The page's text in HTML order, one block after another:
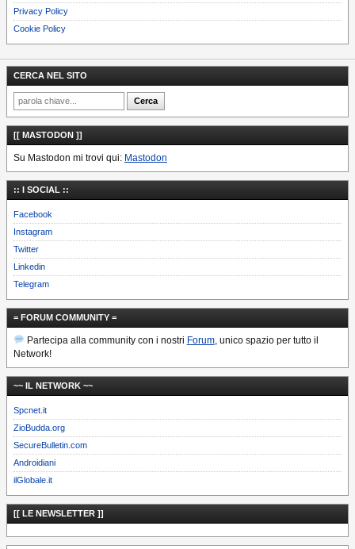
Privacy Policy
Cookie Policy
CERCA NEL SITO
[[ MASTODON ]]
Su Mastodon mi trovi qui: Mastodon
:: I SOCIAL ::
Facebook
Instagram
Twitter
Linkedin
Telegram
= FORUM COMMUNITY =
Partecipa alla community con i nostri Forum, unico spazio per tutto il
Network!
~~ IL NETWORK ~~
Spcnet.it
ZioBudda.org
SecureBulletin.com
Androidiani
ilGlobale.it
[[ LE NEWSLETTER ]]